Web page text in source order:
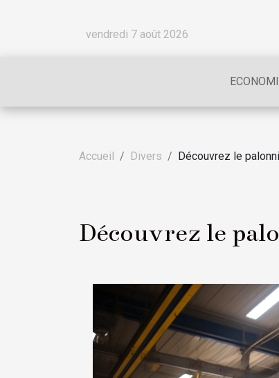
vendredi 7 août 2026
Accueil Divers Découvrez le
Découvrez le